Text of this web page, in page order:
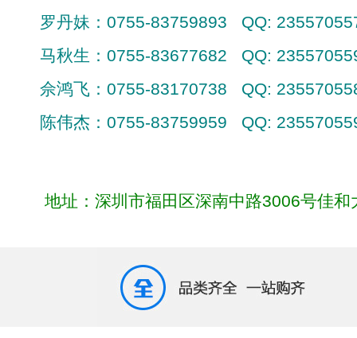
罗丹妹： 0755-83759893 QQ:
马秋生： 0755-83677682 QQ:
佘鸿飞： 0755-83170738 QQ:
陈伟杰： 0755-83759959 QQ:
地址：深圳市福田区深南中路3006号佳和